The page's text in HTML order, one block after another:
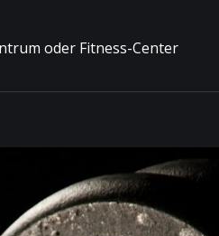
oder Fitness-Center